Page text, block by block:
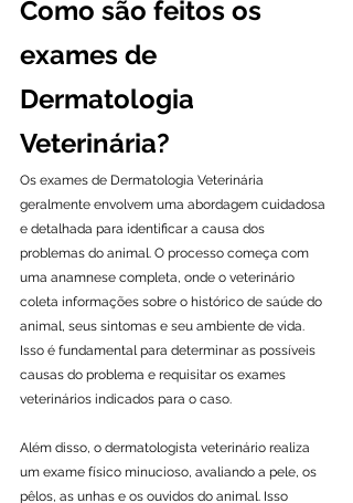
Como são feitos os
exames de
Dermatologia
Veterinária?
Os exames de Dermatologia Veterinária
geralmente envolvem uma abordagem cuidadosa
e detalhada para identificar a causa dos
problemas do animal. O processo começa com
uma anamnese completa, onde o veterinário
coleta informações sobre o histórico de saúde do
animal, seus sintomas e seu ambiente de vida.
Isso é fundamental para determinar as possíveis
causas do problema e requisitar os exames
veterinários indicados para o caso.
Além disso, o dermatologista veterinário realiza
um exame físico minucioso, avaliando a pele, os
pêlos, as unhas e os ouvidos do animal. Isso